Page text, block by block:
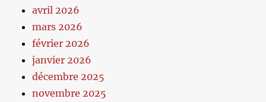
avril 2026
mars 2026
février 2026
janvier 2026
décembre 2025
novembre 2025